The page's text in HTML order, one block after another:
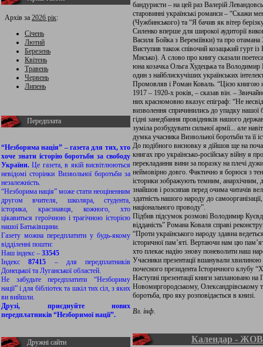
Архів за 2026 рік:
Січень
Лютий
Березень
Квітень
Травень
Червень
Липень
Передплата
“Незборима нація” – газета для тих, хто
хоче знати історію боротьби за свободу
України.Це газета, в якій висвітлюються
невідомі сторінки Визвольної боротьби за
незалежність.
“Незборима нація” може стати неоціненним
другом вчителя, школяра, студента,
історика, краєзнавця, кожного, хто
цікавиться героїчною і трагічною історією
нашої Батьківщини.
Газету можна передплатити у будь-якому
відділенні пошти:
Наш індекс – 33545
Індекс87415 – для передплатників
Донецької та Луганської областей.
Не забудьте передплатити “Незбориму
нації” і для бібліотек та шкіл тих сіл, з яких
ви вийшли.
Друзі, приєднуйте нових
передплатників “Незборимої нації”.
Дружні сайти
бандуристи – на цей раз Валерій
старовинні українські романси – “Скажи
(Чужбинського) та “Я бачив як вітер
Силенко вперше для широкої аудиторії
Василя Бойка з Вереміївки) та про
Виступив також співочий козацький гурт
Мисько). А слово про книгу сказали
юна козачка Ольга Худецька та Володимир
один з найблискучіших українських
Промовляв і Роман Коваль. “Цією книгою
1917 – 1920-х років, – сказав він. –
них красномовно вказує епіграф: “Не
визволення спричинились до упадку нашої
гідні занедбання провідників нашого
зуміла розбудувати сильної армії... але
думка учасника Визвольної боротьби та її
До подібного висновку я дійшов ще на
книгах про українсько-російську війну я
перекладання вини за поразку на плечі
неймовірно довго. Фактично я борюся з
історики зображують темним, анархічним,
знайшов і розсипав перед очима читачів
здатність нашого народу до
національного проводу”.
Підбив підсумок розмові Володимир
відданість” Романа Коваля справі
“Проти українського народу здавна
історичної пам’яті. Вертаючи нам цю
хто плекає надію знову поневолити наш
Учасники презентації вшанували
почесного президента Історичного клубу
Наступні презентації книги заплановано
Новомиргородському, Олександрівському
боротьба, про яку розповідається в книзі.
Вл. інф.
Календар -